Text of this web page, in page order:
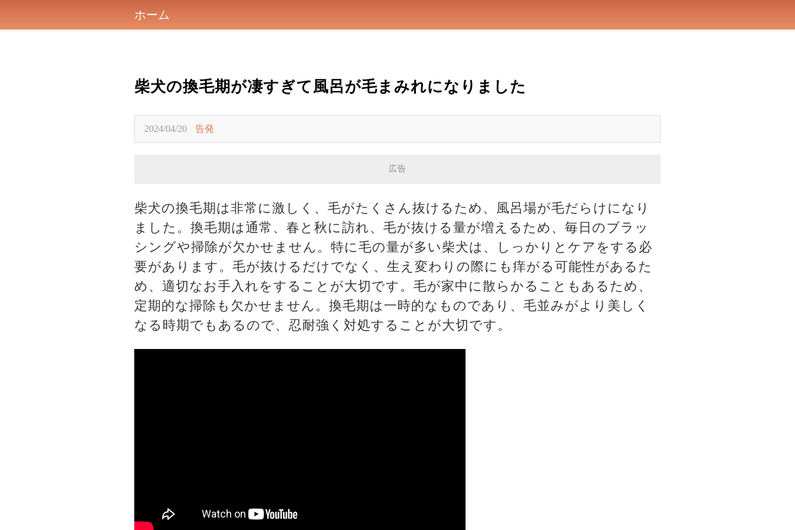
ホーム
柴犬の換毛期が凄すぎて風呂が毛まみれになりました
2024/04/20 告発
広告
柴犬の換毛期は非常に激しく、毛がたくさん抜けるため、風呂場が毛だらけになり
ました。換毛期は通常、春と秋に訪れ、毛が抜ける量が増えるため、毎日のブラッ
シングや掃除が欠かせません。特に毛の量が多い柴犬は、しっかりとケアをする必
要があります。毛が抜けるだけでなく、生え変わりの際にも痒がる可能性があるた
め、適切なお手入れをすることが大切です。毛が家中に散らかることもあるため、
定期的な掃除も欠かせません。換毛期は一時的なものであり、毛並みがより美しく
なる時期でもあるので、忍耐強く対処することが大切です。